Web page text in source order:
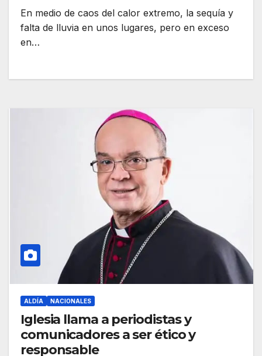
En medio de caos del calor extremo, la sequía y
falta de lluvia en unos lugares, pero en exceso
en…
ALDÍA NACIONALES
Iglesia llama a periodistas y
comunicadores a ser ético y
responsable